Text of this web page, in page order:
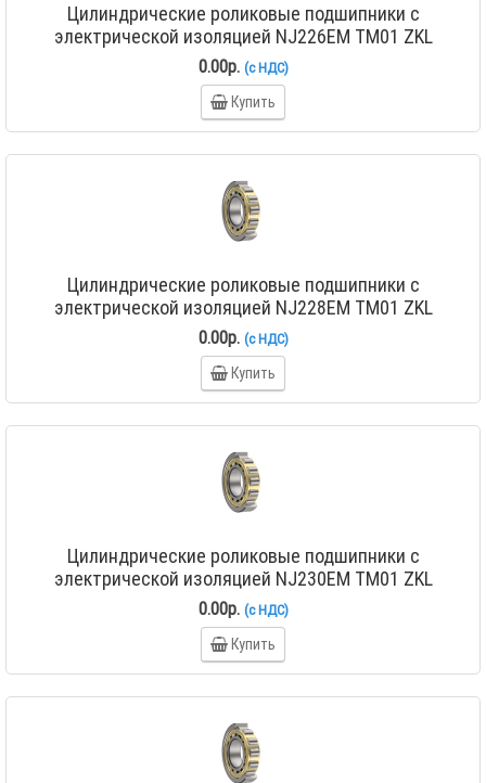
Цилиндрические роликовые подшипники с
электрической изоляцией NJ226EM TM01 ZKL
0.00р. (с НДС)
Купить
Цилиндрические роликовые подшипники с
электрической изоляцией NJ228EM TM01 ZKL
0.00р. (с НДС)
Купить
Цилиндрические роликовые подшипники с
электрической изоляцией NJ230EM TM01 ZKL
0.00р. (с НДС)
Купить